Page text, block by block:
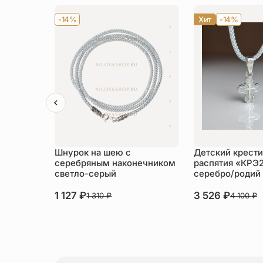
-14%
Шнурок на шею с
серебряным наконечником
светло-серый
1 127₽1 310₽
Хит -14%
Детский
распятия
серебро/родий
3 526 ₽4 100₽